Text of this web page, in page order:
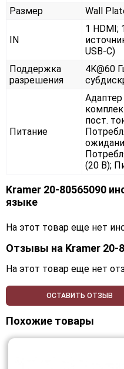
Размер
Wall
IN
1 HDMI;
USB-C)
Поддержка
разрешения
4K@60
Питание
Адаптер
пост.
(20 В);
Kramer 20-80565090
языке
На этот товар еще нет
Отзывы на Kramer 20-
На этот товар еще нет
ОСТАВИТЬ ОТЗЫВ
Похожие товары